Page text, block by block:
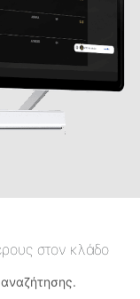
στον κλάδο